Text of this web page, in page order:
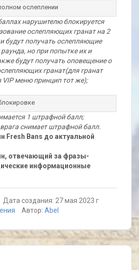
ослеплении
нарушителю блокируется
ослепляющих гранат на 2
будут получать ослепляющие
но при попытке их и
будут получать оповещение о
гранат(для гранат
VIP меню принцип тот же);
1 штрафной балл;
снимает штрафной балл.
Fresh Bans до актуальной
отвечающий за фразы-
информационные
Дата создания: 27 мая 2023 г
Автор: Abel